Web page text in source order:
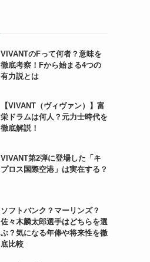
VIVANTのFって何者？意味を
徹底考察！Fから始まる4つの
有力説とは
【VIVANT（ヴィヴァン）】富
栄ドラムは何人？元力士時代を
徹底解説！
VIVANT第2弾に登場した「キ
プロス国際空港」は実在する？
ソフトバンク？マーリンズ？
佐々木麟太郎選手はどちらを選
ぶ？気になる年俸や将来性を徹
底比較